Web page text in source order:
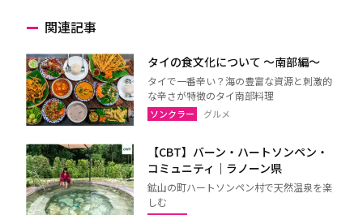
関連記事
タイの食文化について 〜南部編〜
タイで一番辛い？海の豊富な資源と刺激的
な辛さが特徴のタイ南部料理
ソンクラー グルメ
【CBT】バーン・ハートソンペン・
コミュニティ｜ラノーン県
鉱山の町ハートソンペン村で天然温泉を楽
しむ